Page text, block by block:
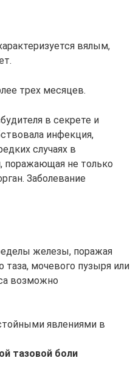
вялым,
трех месяцев.
в секрете и
инфекция,
случаях в
поражающая не только
Заболевание
железы, поражая
мочевого пузыря или
возможно
явлениями в
тазовой боли